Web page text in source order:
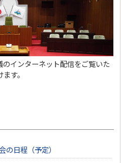
インターネット配信をご覧いた
ます。
の日程（予定）